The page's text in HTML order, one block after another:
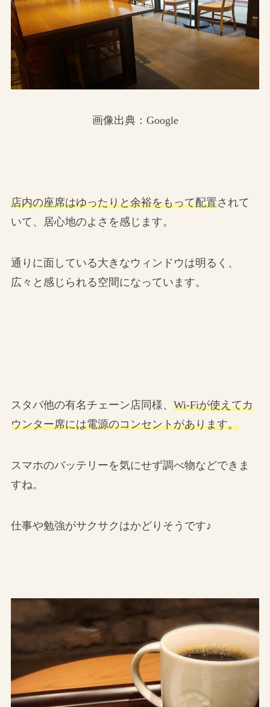
画像出典：Google
店内の座席はゆったりと余裕をもって配置されて
いて、居心地のよさを感じます。
通りに面している大きなウィンドウは明るく、
広々と感じられる空間になっています。
スタバ他の有名チェーン店同様、 Wi-Fiが使えてカ
ウンター席には電源のコンセントがあります。
スマホのバッテリーを気にせず調べ物などできま
すね。
仕事や勉強がサクサクはかどりそうです♪